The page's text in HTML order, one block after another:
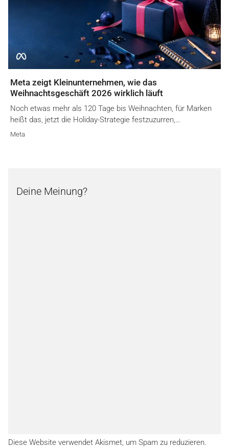
Meta zeigt Kleinunternehmen, wie das
Weihnachtsgeschäft 2026 wirklich läuft
Noch etwas mehr als 120 Tage bis Weihnachten, für Marken
heißt das, jetzt die Holiday-Strategie festzuzurren,…
Meta
Deine Meinung?
Diese Website verwendet Akismet, um Spam zu reduzieren.